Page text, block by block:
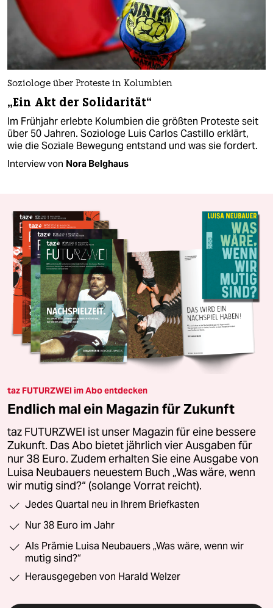
Soziologe über Proteste in Kolumbien
„Ein Akt der Solidarität“
Im Frühjahr erlebte Kolumbien die größten Proteste seit
über 50 Jahren. Soziologe Luis Carlos Castillo erklärt,
wie die Soziale Bewegung entstand und was sie fordert.
Interview von Nora Belghaus
taz FUTURZWEI im Abo entdecken
Endlich mal ein Magazin für Zukunft
taz FUTURZWEI ist unser Magazin für eine bessere
Zukunft. Das Abo bietet jährlich vier Ausgaben für
nur 38 Euro. Zudem erhalten Sie eine Ausgabe von
Luisa Neubauers neuestem Buch „Was wäre, wenn
wir mutig sind?“ (solange Vorrat reicht).
Jedes Quartal neu in Ihrem Briefkasten
Nur 38 Euro im Jahr
Als Prämie Luisa Neubauers „Was wäre, wenn wir
mutig sind?“
Herausgegeben von Harald Welzer